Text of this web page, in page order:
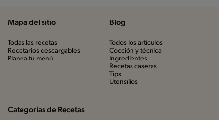
Mapa del sitio
Todas las recetas
Recetarios descargables
Planea tu menú
Blog
Todos los artículos
Cocción y técnica
Ingredientes
Recetas caseras
Tips
Utensílios
Categorias de Recetas